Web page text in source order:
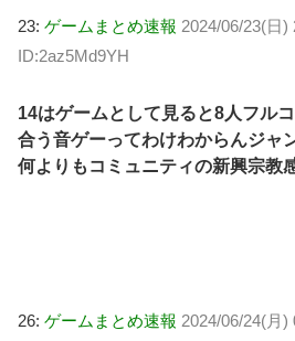
23: ゲームまとめ速報 2024/06/23(日)
ID:2az5Md9YH
14はゲームとして見ると8人フル
合う音ゲーってわけわからんジャ
何よりもコミュニティの新興宗教
26: ゲームまとめ速報 2024/06/24(月)